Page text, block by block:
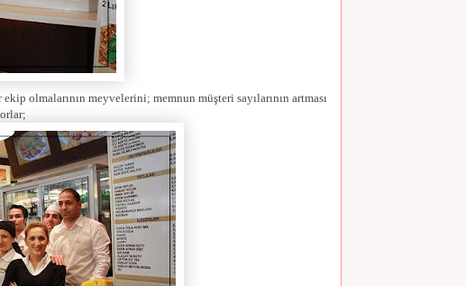
olmalarının meyvelerini; memnun müşteri sayılarının artması